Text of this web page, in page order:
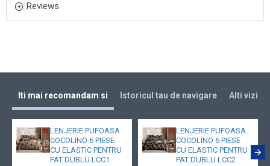
Reviews
Iti mai recomandam si Istoricul tau de navigare Alti
LENJERIE PUFOASA
COCOLINO 6 PIESE
CU ELASTIC PENTRU
PAT DUBLU LCC1
LENJERIE PUFOASA
COCOLINO 6 PIESE
CU ELASTIC PENTRU
PAT DUBLU LCC2